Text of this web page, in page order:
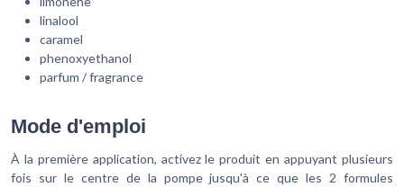
linalool
caramel
phenoxyethanol
parfum / fragrance
Mode d'emploi
À la première application, activez le produit en appuyant plusieurs
fois sur le centre de la pompe jusqu'à ce que les 2 formules